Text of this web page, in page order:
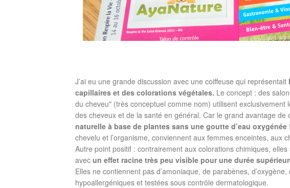
J’ai eu une grande discussion avec une coiffeuse qui représentait
capillaires et des colorations végétales. Le concept : des
du cheveu" (très conceptuel comme nom) utilisent
des cheveux et de la santé en général. Car le grand avantage de
naturelle à base de plantes sans une goutte d’eau oxygénée
chevelu et l’organisme, conviennent aux femmes enceintes, aux
Autre point positif : contrairement aux colorations chimiques,
avec un effet racine très peu visible pour une durée
Elles ne contiennent pas d’amoniaque, de parabènes,
hypoallergéniques et testées sous contrôle dermatologique.